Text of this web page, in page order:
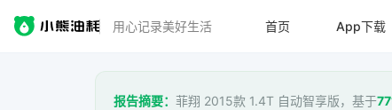
用心记录美好生活 首页 App下载
报告摘要： 菲翔 2015款 1.4T 自动智享版，基于